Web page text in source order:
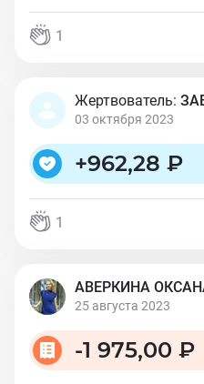
1
Жертвователь:
03 октября 2023
+962,28 ₽
1
АВЕРКИНА
25 августа 2023
-1 975,00 ₽